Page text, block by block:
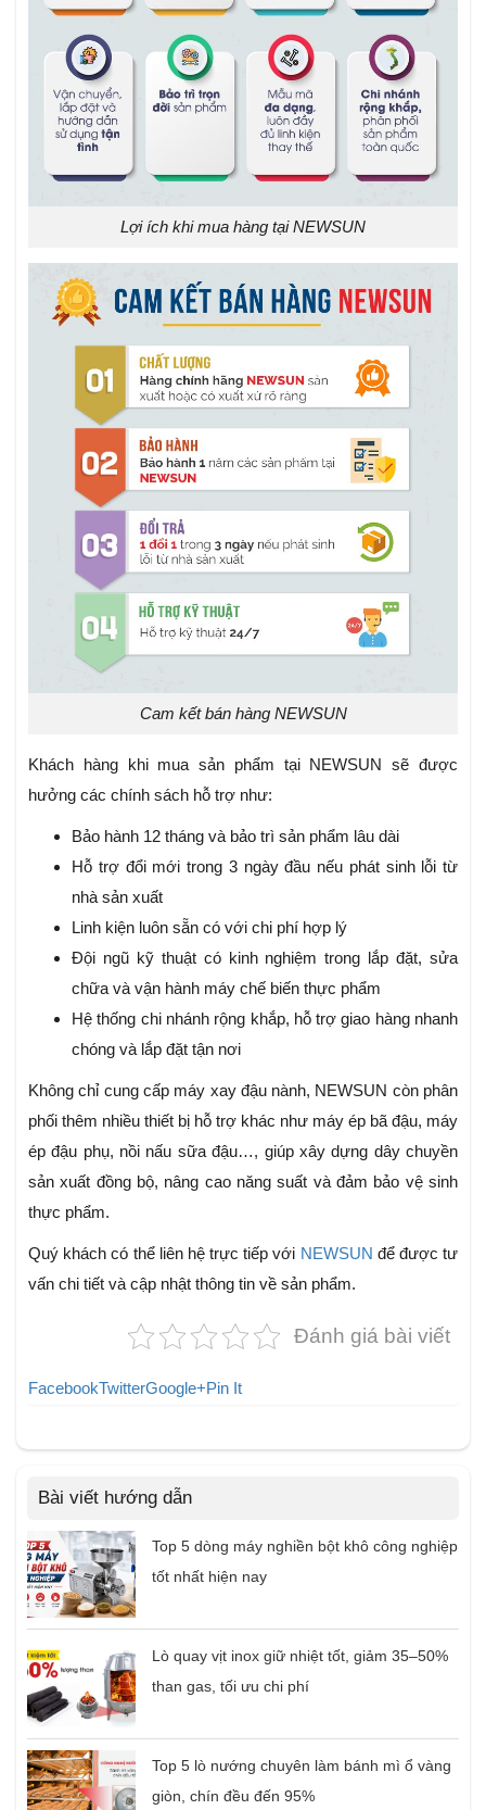
Lợi ích khi mua hàng tại NEWSUN
Cam kết bán hàng NEWSUN
Khách hàng khi mua sản phẩm tại NEWSUN sẽ được
hưởng các chính sách hỗ trợ như:
Bảo hành 12 tháng và bảo trì sản phẩm lâu dài
Hỗ trợ đổi mới trong 3 ngày đầu nếu phát sinh lỗi từ
nhà sản xuất
Linh kiện luôn sẵn có với chi phí hợp lý
Đội ngũ kỹ thuật có kinh nghiệm trong lắp đặt, sửa
chữa và vận hành máy chế biến thực phẩm
Hệ thống chi nhánh rộng khắp, hỗ trợ giao hàng nhanh
chóng và lắp đặt tận nơi
Không chỉ cung cấp máy xay đậu nành, NEWSUN còn phân
phối thêm nhiều thiết bị hỗ trợ khác như máy ép bã đậu, máy
ép đậu phụ, nồi nấu sữa đậu…, giúp xây dựng dây chuyền
sản xuất đồng bộ, nâng cao năng suất và đảm bảo vệ sinh
thực phẩm.
Quý khách có thể liên hệ trực tiếp với NEWSUN để được tư
vấn chi tiết và cập nhật thông tin về sản phẩm.
Đánh giá bài viết
FacebookTwitterGoogle+Pin It
Bài viết hướng dẫn
Top 5 dòng máy nghiền bột khô công nghiệp
tốt nhất hiện nay
Lò quay vịt inox giữ nhiệt tốt, giảm 35–50%
than gas, tối ưu chi phí
Top 5 lò nướng chuyên làm bánh mì ổ vàng
giòn, chín đều đến 95%